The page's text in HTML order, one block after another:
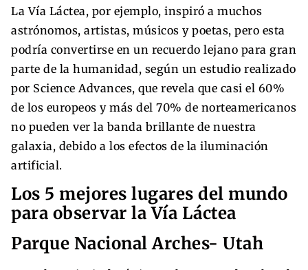
La Vía Láctea, por ejemplo, inspiró a muchos
astrónomos, artistas, músicos y poetas, pero esta
podría convertirse en un recuerdo lejano para gran
parte de la humanidad, según un estudio realizado
por Science Advances, que revela que casi el 60%
de los europeos y más del 70% de norteamericanos
no pueden ver la banda brillante de nuestra
galaxia, debido a los efectos de la iluminación
artificial.
Los 5 mejores lugares del mundo
para observar la Vía Láctea
Parque Nacional Arches- Utah